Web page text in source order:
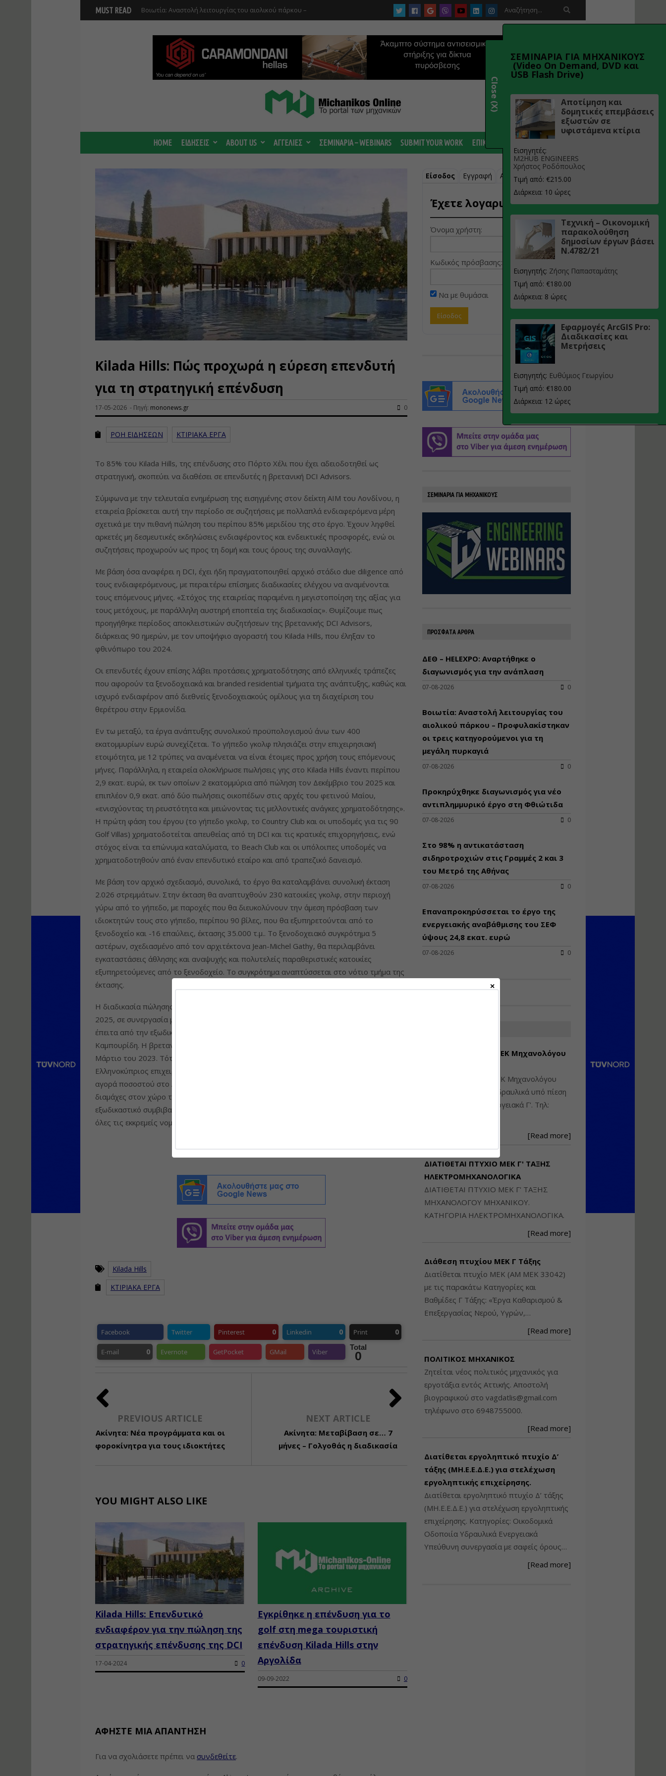
MUST READ Βοιωτία: Αναστολή λειτουργίας του αιολικού πάρκου – 
HOME ΕΙΔΗΣΕΙΣ ABOUT US ΑΓΓΕΛΙΕΣ ΣΕΜΙΝΑΡΙΑ – WEBINARS SUBMIT YOUR WORK ΕΠΙΚΟΙΝΩΝΙΑ
Kilada Hills: Πώς προχωρά η εύρεση επενδυτή
για τη στρατηγική επένδυση
17-05-2026 - Πηγή: mononews.gr 0
ΡΟΗ ΕΙΔΗΣΕΩΝ ΚΤΙΡΙΑΚΑ ΕΡΓΑ
Το 85% του Kilada Hills, της επένδυσης στο Πόρτο Χέλι που έχει αδειοδοτηθεί ως
στρατηγική, σκοπεύει να διαθέσει σε επενδυτές η βρετανική DCI Advisors.
Σύμφωνα με την τελευταία ενημέρωση της εισηγμένης στον δείκτη ΑΙΜ του Λονδίνου, η
εταιρεία βρίσκεται αυτή την περίοδο σε συζητήσεις με πολλαπλά ενδιαφερόμενα μέρη
σχετικά με την πιθανή πώληση του περίπου 85% μεριδίου της στο έργο. Έχουν ληφθεί
αρκετές μη δεσμευτικές εκδηλώσεις ενδιαφέροντος και ενδεικτικές προσφορές, ενώ οι
συζητήσεις προχωρούν ως προς τη δομή και τους όρους της συναλλαγής.
Με βάση όσα αναφέρει η DCI, έχει ήδη πραγματοποιηθεί αρχικό στάδιο due diligence από
τους ενδιαφερόμενους, με περαιτέρω επίσημες διαδικασίες ελέγχου να αναμένονται
τους επόμενους μήνες. «Στόχος της εταιρείας παραμένει η μεγιστοποίηση της αξίας για
τους μετόχους, με παράλληλη αυστηρή εποπτεία της διαδικασίας». Θυμίζουμε πως
προηγήθηκε περίοδος αποκλειστικών συζητήσεων της βρετανικής DCI Advisors,
διάρκειας 90 ημερών, με τον υποψήφιο αγοραστή του Kilada Hills, που έληξαν το
φθινόπωρο του 2024.
Οι επενδυτές έχουν επίσης λάβει προτάσεις χρηματοδότησης από ελληνικές τράπεζες
που αφορούν τα ξενοδοχειακά και branded residential τμήματα της ανάπτυξης, καθώς και
ισχυρό ενδιαφέρον από διεθνείς ξενοδοχειακούς ομίλους για τη διαχείριση του
θερέτρου στην Ερμιονίδα.
Εν τω μεταξύ, τα έργα ανάπτυξης συνολικού προϋπολογισμού άνω των 400
εκατομμυρίων ευρώ συνεχίζεται. Το γήπεδο γκολφ πλησιάζει στην επιχειρησιακή
ετοιμότητα, με 12 τρύπες να αναμένεται να είναι έτοιμες προς χρήση τους επόμενους
μήνες. Παράλληλα, η εταιρεία ολοκλήρωσε πωλήσεις γης στο Kilada Hills έναντι περίπου
2,9 εκατ. ευρώ, εκ των οποίων 2 εκατομμύρια από πώληση τον Δεκέμβριο του 2025 και
επιπλέον 0,9 εκατ. από δύο πωλήσεις οικοπέδων στις αρχές του φετινού Μαΐου,
«ενισχύοντας τη ρευστότητα και μειώνοντας τις μελλοντικές ανάγκες χρηματοδότησης».
Η πρώτη φάση του έργου (το γήπεδο γκολφ, το Country Club και οι υποδομές για τις 90
Golf Villas) χρηματοδοτείται απευθείας από τη DCI και τις κρατικές επιχορηγήσεις, ενώ
στόχος είναι τα επώνυμα καταλύματα, το Beach Club και οι υπόλοιπες υποδομές να
χρηματοδοτηθούν από έναν επενδυτικό εταίρο και από τραπεζικό δανεισμό.
Με βάση τον αρχικό σχεδιασμό, συνολικά, το έργο θα καταλαμβάνει συνολική έκταση
2.026 στρεμμάτων. Στην έκταση θα αναπτυχθούν 230 κατοικίες γκολφ, στην περιοχή
γύρω από το γήπεδο, με παροχές που θα διευκολύνουν την άμεση πρόσβαση των
ιδιοκτητών τους στο γήπεδο, περίπου 90 βίλες, που θα εξυπηρετούνται από το
ξενοδοχείο και -16 επαύλεις, έκτασης 35.000 τ.μ.. Το ξενοδοχειακό συγκρότημα 5
αστέρων, σχεδιασμένο από τον αρχιτέκτονα Jean-Michel Gathy, θα περιλαμβάνει
εγκαταστάσεις άθλησης και αναψυχής και πολυτελείς παραθεριστικές κατοικίες
εξυπηρετούμενες από το ξενοδοχείο. Το συγκρότημα αναπτύσσεται στο νότιο τμήμα της
έκτασης.
Η διαδικασία πώλησης του Kilada Golf & Country Club ξεκίνησε το δεύτερο εξάμηνο του
2025, σε συνεργασία με τη Savills Greece. Η εταιρεία φέρεται να επικεντρώθηκε στο έργο
έπειτα από την εξωδικαστική λύση της διαμάχης με τον πρώην συνεργάτη της, Μίλτο
Καμπουρίδη. Η βρετανική εισηγμένη συνεργαζόταν με τον Κύπριο επιχειρηματία έως τον
Μάρτιο του 2023. Τότε αποπέμφθηκε από τη διοίκηση, με την DCI να καταγγέλλει ότι ο
Ελληνοκύπριος επιχειρηματίας απέκρυψε την ύπαρξη ενός call option που αφορούσε την
αγορά ποσοστού στο Amanzoe, στο Πόρτο Χέλι. Μια από τις πιο πολυσυζητημένες
διαμάχες στον χώρο των επενδύσεων και του τουριστικού real estate έληξε με
εξωδικαστικό συμβιβασμό και εκατέρωθεν υποχωρήσεις, θέτοντας και οριστικό τέλος σε
όλες τις εκκρεμείς νομικές διαδικασίες μεταξύ των δύο πλευρών.
Kilada Hills
ΚΤΙΡΙΑΚΑ ΕΡΓΑ
Facebook Twitter Pinterest 0 Linkedin 0 Print 0
E-mail 0 Evernote GetPocket GMail Viber
Total
0
PREVIOUS ARTICLE
Ακίνητα: Νέα προγράμματα και οι
φοροκίνητρα για τους ιδιοκτήτες
NEXT ARTICLE
Ακίνητα: Μεταβίβαση σε… 7
μήνες – Γολγοθάς η διαδικασία
YOU MIGHT ALSO LIKE
Kilada Hills: Επενδυτικό
ενδιαφέρον για την πώληση της
στρατηγικής επένδυσης της DCI
17-04-2024 0
Εγκρίθηκε η επένδυση για το
golf στη mega τουριστική
επένδυση Kilada Hills στην
Αργολίδα
09-09-2022 0
ΑΦΉΣΤΕ ΜΙΑ ΑΠΆΝΤΗΣΗ
Για να σχολιάσετε πρέπει να συνδεθείτε.
Είσοδος Εγγραφή Ανάκτηση κωδικού
Έχετε λογαριασμό;
Όνομα χρήστη:
Κωδικός πρόσβασης:
Να με θυμάσαι
ΣΕΜΙΝΑΡΙΑ ΓΙΑ ΜΗΧΑΝΙΚΟΥΣ
ΠΡΟΣΦΑΤΑ ΑΡΘΡΑ
ΔΕΘ – HELEXPO: Αναρτήθηκε ο
διαγωνισμός για την ανάπλαση
07-08-2026 0
Βοιωτία: Αναστολή λειτουργίας του
αιολικού πάρκου – Προφυλακίστηκαν
οι τρεις κατηγορούμενοι για τη
μεγάλη πυρκαγιά
07-08-2026 0
Προκηρύχθηκε διαγωνισμός για νέo
αντιπλημμυρικό έργο στη Φθιώτιδα
07-08-2026 0
Στο 98% η αντικατάσταση
σιδηροτροχιών στις Γραμμές 2 και 3
του Μετρό της Αθήνας
07-08-2026 0
Επαναπροκηρύσσεται το έργο της
ενεργειακής αναβάθμισης του ΣΕΦ
ύψους 24,8 εκατ. ευρώ
07-08-2026 0
Διάθεση Πτυχίου ΜΕΚ Μηχανολόγου
Διατίθεται πτυχίο ΜΕΚ Μηχανολόγου
Μηχανικού: Η/Μ Γ', Υδραυλικά υπό πίεση
Β', Βιομηχανικά - Ενεργειακά Γ'. Τηλ:
[Read more]
ΔΙΑΤΙΘΕΤΑΙ ΠΤΥΧΙΟ ΜΕΚ Γ' ΤΑΞΗΣ
ΗΛΕΚΤΡΟΜΗΧΑΝΟΛΟΓΙΚΑ
ΔΙΑΤΙΘΕΤΑΙ ΠΤΥΧΙΟ ΜΕΚ Γ' ΤΑΞΗΣ
ΜΗΧΑΝΟΛΟΓΟΥ ΜΗΧΑΝΙΚΟΥ.
ΚΑΤΗΓΟΡΙΑ ΗΛΕΚΤΡΟΜΗΧΑΝΟΛΟΓΙΚΑ.
[Read more]
Διάθεση πτυχίου ΜΕΚ Γ Τάξης
Διατίθεται πτυχίο ΜΕΚ (ΑΜ ΜΕΚ 33042)
με τις παρακάτω Κατηγορίες και
Βαθμίδες Γ Τάξης: «Έργα Καθαρισμού &
Επεξεργασίας Νερού, Υγρών,…
[Read more]
ΠΟΛΙΤΙΚΟΣ ΜΗΧΑΝΙΚΟΣ
Ζητείται νέος πολιτικός μηχανικός για
εργοτάξια εντός Αττικής. Αποστολή
βιογραφικού στο vagdatlis@gmail.com
τηλέφωνο στο 6948755000.
[Read more]
Διατίθεται εργοληπτικό πτυχίο Δ’
τάξης (ΜΗ.Ε.Ε.Δ.Ε.) για στελέχωση
εργοληπτικής επιχείρησης.
Διατίθεται εργοληπτικό πτυχίο Δ’ τάξης
(ΜΗ.Ε.Ε.Δ.Ε.) για στελέχωση εργοληπτικής
επιχείρησης. Κατηγορίες: Οικοδομικά
Οδοποιία Υδραυλικά Ενεργειακά
Υπεύθυνη συνεργασία με σαφείς όρους…
[Read more]
ΣΕΜΙΝΑΡΙΑ ΓΙΑ ΜΗΧΑΝΙΚΟΥΣ
(Video On Demand, DVD και
USB Flash Drive)
Αποτίμηση και
δομητικές επεμβάσεις
εξωστών σε
υφιστάμενα κτίρια
Εισηγητές:
M2HUB ENGINEERS
Χρήστος Ροδόπουλος
Τιμή από: €215.00
Διάρκεια: 10 ώρες
Τεχνική – Οικονομική
παρακολούθηση
δημοσίων έργων βάσει
Ν.4782/21
Εισηγητής: Ζήσης Παπασταμάτης
Τιμή από: €180.00
Διάρκεια: 8 ώρες
Εφαρμογές ArcGIS Pro:
Διαδικασίες και
Μετρήσεις
Εισηγητής: Ευθύμιος Γεωργίου
Τιμή από: €180.00
Διάρκεια: 12 ώρες
υλοποίηση
φωτοβολταϊκών
Τιμή από: €230.00
Διάρκεια: 16 ώρες
Αρχιτεκτονικός
Σχεδιασμός με το
Rhinoceros
υδατοδεξαμενής
Εισηγητής: Χρήστος Ροδόπουλος
Τιμή από: €230.00
Διάρκεια: 14 ώρες
Διαδικασία
κατάταξης
Νικόλαος Σαρούκος
Τιμή από: €145.00
στα Ιδιωτικά και
Εισηγήτρια:Αναστασία Μητρακάκη
Διάρκεια: 9 ώρες
Διηρημένης
Πολεοδομικού
Σχεδίου Δόμησης
Εισηγήτρια:
Τιμή από: €145.00
Διάρκεια: 8 ώρες
Εισηγητής: Στέφανος Τουλόγλου
Τιμή από: €190.00
Διάρκεια: 12 ώρες
Εισηγητής:Λάμπρος Κίσσας
Τιμή από: €130.00
Διάρκεια: 6 ώρες
Ανάθεση – Εκτέλεση –
Close (X)